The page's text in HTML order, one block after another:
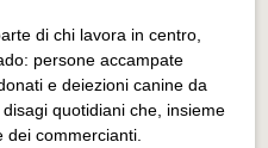
di chi lavora in centro,
persone accampate
e deiezioni canine da
quotidiani che, insieme
commercianti.